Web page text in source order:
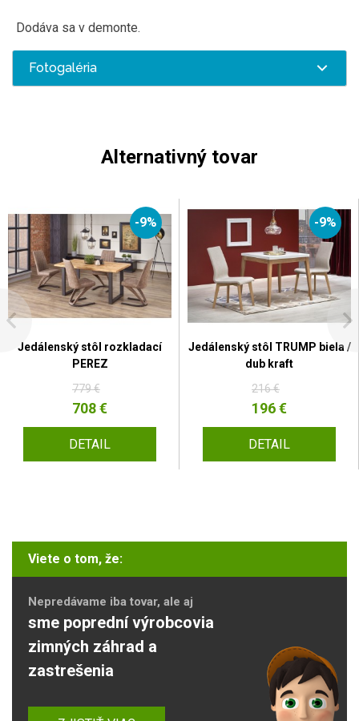
Dodáva sa v demonte.
Fotogaléria
Alternativný tovar
-9%
Jedálenský stôl rozkladací
PEREZ
779 €
708 €
DETAIL
-9%
Jedálenský stôl TRUMP biela /
dub kraft
216 €
196 €
DETAIL
Viete o tom, že:
Nepredávame iba tovar, ale aj
sme poprední výrobcovia
zimných záhrad a
zastrešenia